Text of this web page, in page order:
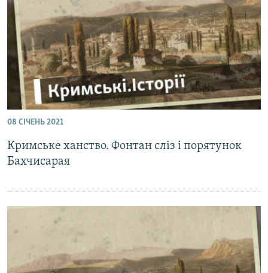
ВІДЕОУРОКИ «ELIFBE»
СВІДЧЕННЯ ОКУПАЦІЇ
УКРАЇНСЬКА ПРОБЛЕМА КРИМУ
ІНФОГРАФІКА
Русский
Qırımtatar
ДОЛУЧАЙСЯ!
08 СІЧЕНЬ 2021
Кримське ханство. Фонтан сліз і порятунок
Бахчисарая